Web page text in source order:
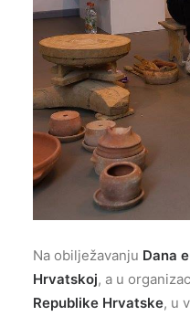
Na obilježavanju Dana
Hrvatskoj, a u
Republike Hrvatske, u